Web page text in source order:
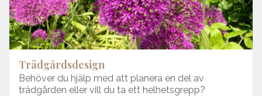
Trädgårdsdesign
Behöver du hjälp med att planera en del av
trädgården eller vill du ta ett helhetsgrepp?